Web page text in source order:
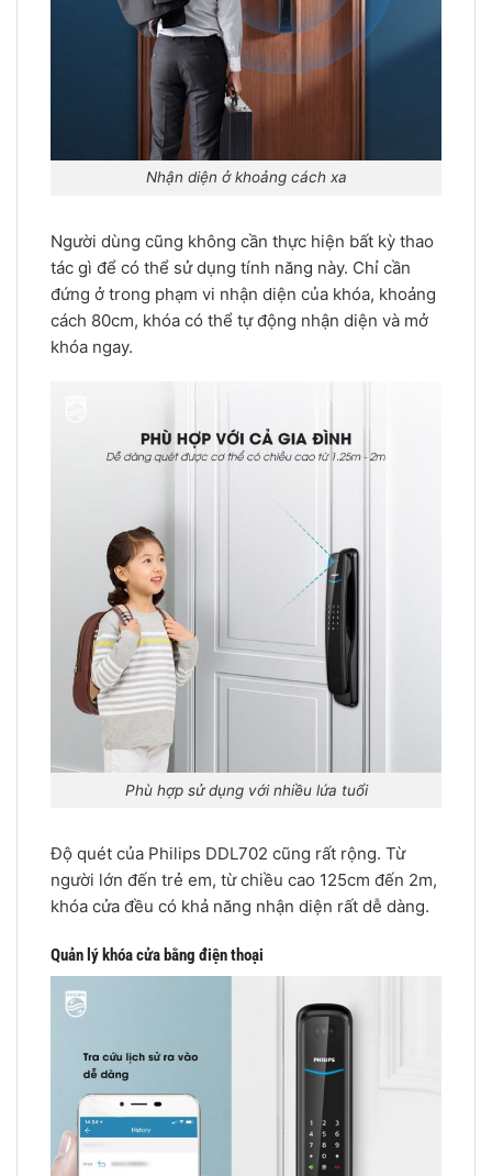
Nhận diện ở khoảng cách xa
Người dùng cũng không cần thực hiện bất kỳ thao
tác gì để có thể sử dụng tính năng này. Chỉ cần
đứng ở trong phạm vi nhận diện của khóa, khoảng
cách 80cm, khóa có thể tự động nhận diện và mở
khóa ngay.
Phù hợp sử dụng với nhiều lứa tuổi
Độ quét của Philips DDL702 cũng rất rộng. Từ
người lớn đến trẻ em, từ chiều cao 125cm đến 2m,
khóa cửa đều có khả năng nhận diện rất dễ dàng.
Quản lý khóa cửa bằng điện thoại